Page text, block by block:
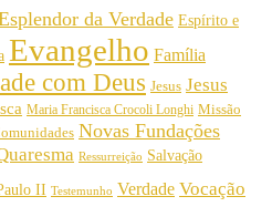
da Verdade Espírito e
Evangelho Família
com Deus Jesus Jesus
Maria Francisca Crocoli Longhi Missão
Novas Fundações
Ressurreição Salvação
II Testemunho Verdade Vocação